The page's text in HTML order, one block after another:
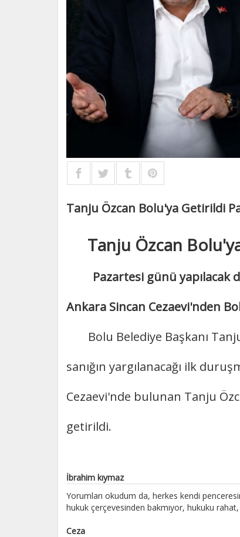
Tanju Özcan Bolu'ya Getirildi
Tanju Özcan
Pazartesi günü yapılacak
Ankara Sincan Cezaevi'nden
Bolu Belediye Başkanı
sanığın yargılanacağı ilk
Cezaevi'nde bulunan Tanju
getirildi.
İbrahim kıymaz
Yorumları okudum da, herkes kendi
hukuk çerçevesinden bakmıyor, hukuku rahat,
Ceza